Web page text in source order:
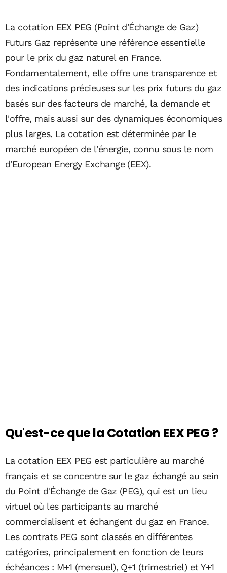
La cotation EEX PEG (Point d'Échange de Gaz)
Futurs Gaz représente une référence essentielle
pour le prix du gaz naturel en France.
Fondamentalement, elle offre une transparence et
des indications précieuses sur les prix futurs du gaz
basés sur des facteurs de marché, la demande et
l'offre, mais aussi sur des dynamiques économiques
plus larges. La cotation est déterminée par le
marché européen de l'énergie, connu sous le nom
d'European Energy Exchange (EEX).
Qu'est-ce que la Cotation EEX PEG ?
La cotation EEX PEG est particulière au marché
français et se concentre sur le gaz échangé au sein
du Point d'Échange de Gaz (PEG), qui est un lieu
virtuel où les participants au marché
commercialisent et échangent du gaz en France.
Les contrats PEG sont classés en différentes
catégories, principalement en fonction de leurs
échéances : M+1 (mensuel), Q+1 (trimestriel) et Y+1